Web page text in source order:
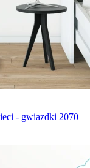
- gwiazdki 2070